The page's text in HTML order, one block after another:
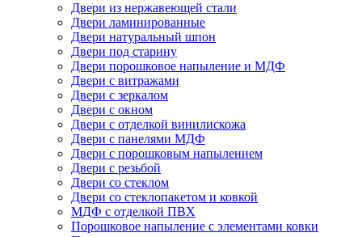
Двери из нержавеющей стали
Двери ламинированные
Двери натуральный шпон
Двери под старину
Двери порошковое напыление и МДФ
Двери с витражами
Двери с зеркалом
Двери с окном
Двери с отделкой винилискожа
Двери с панелями МДФ
Двери с порошковым напылением
Двери с резьбой
Двери со стеклом
Двери со стеклопакетом и ковкой
МДФ с отделкой ПВХ
Порошковое напыление с элементами ковки